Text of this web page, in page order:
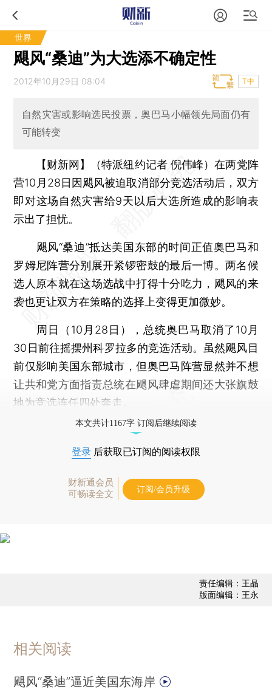
世界
飓风“桑迪”为大选添不确定性
2012年10月29日 08:04 T中
自然灾害或影响选民投票，奥巴马小幅领先局面仍有
可能转变
【财新网】（特派纽约记者 倪伟峰）在两党阵
营10月28日因飓风被迫取消部分竞选活动后，双方
即对这场自然灾害给9天以后大选所造成的影响表
示出了担忧。
飓风“桑迪”抵达美国东部的时间正值奥巴马和
罗姆尼阵营分别展开紧锣密鼓的最后一博。两名候
选人原本就在这场选战中打得十分吃力，飓风的来
袭也更让双方在策略的选择上变得更加微妙。
周日（10月28日），总统奥巴马取消了10月
30日前往摇摆州科罗拉多的竞选活动。虽然飓风目
前仅影响美国东部城市，但奥巴马阵营显然并不想
让共和党方面指责总统在飓风肆虐期间还大张旗鼓
地为竞选连任四处奔走。
本文共计1167字 订阅后继续阅读
登录 后获取已订阅的阅读权限
财新通会员
可畅读全文
订阅/会员升级
责任编辑：王晶
版面编辑：王永
相关阅读
飓风“桑迪”逼近美国东海岸